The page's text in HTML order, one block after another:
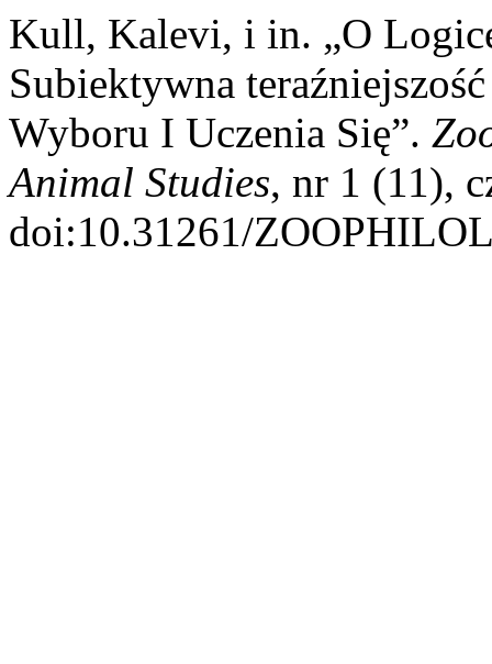
Kull, Kalevi, i in. „O
Subiektywna
Wyboru I Uczenia Się”.
Animal Studies, nr 1 (11),
doi:10.31261/